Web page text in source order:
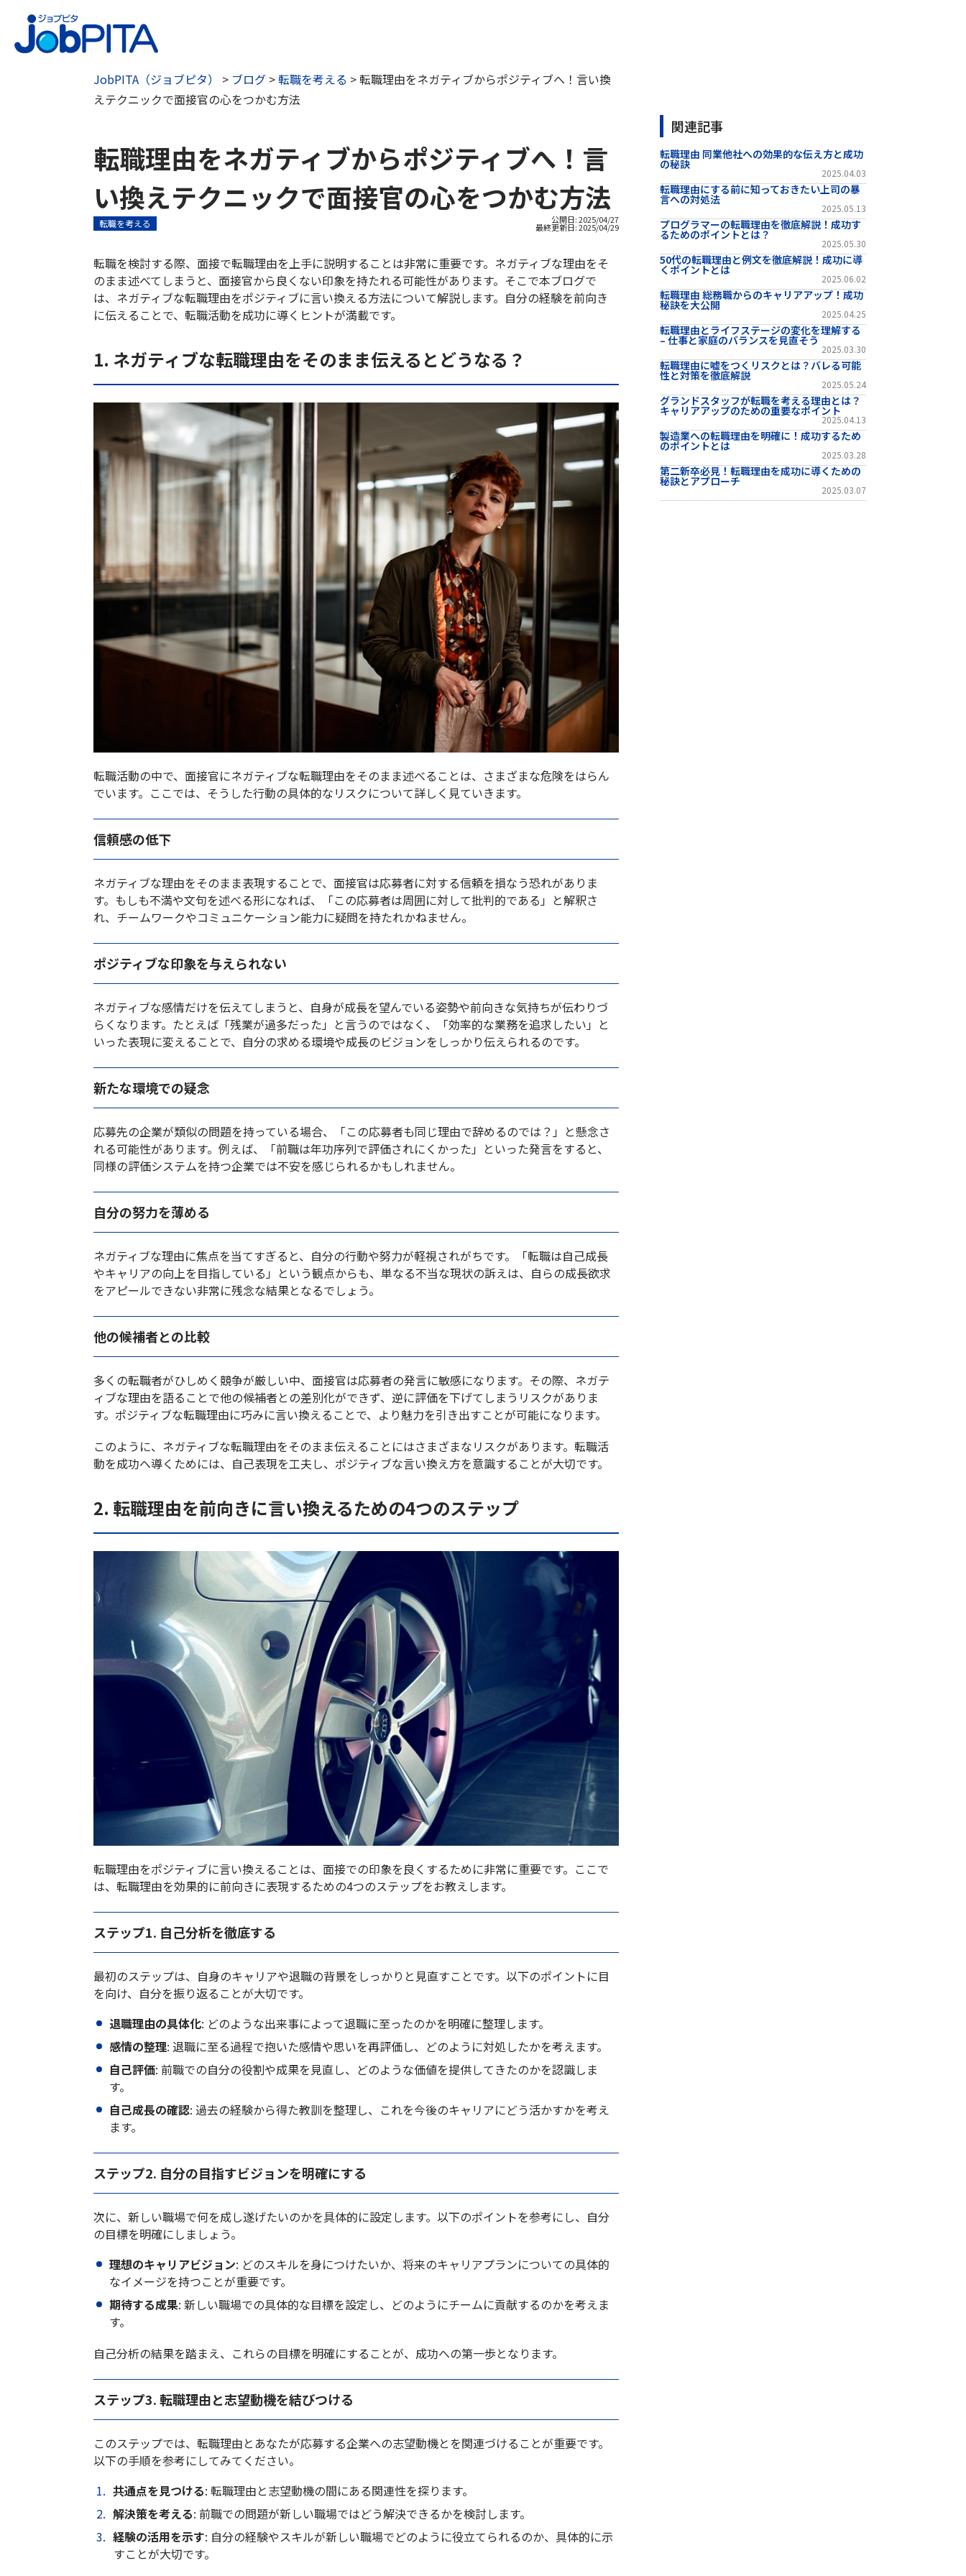
JobPITA（ジョブピタ） > ブログ >転職を考える >転職理由をネガティブからポジティブへ！言い換
えテクニックで面接官の心をつかむ方法
転職理由をネガティブからポジティブへ！言
い換えテクニックで面接官の心をつかむ方法
転職を考える 公開日: 2025/04/27
最終更新日:2025/04/29
転職を検討する際、面接で転職理由を上手に説明することは非常に重要です。ネガティブな理由をそ
のまま述べてしまうと、面接官から良くない印象を持たれる可能性があります。そこで本ブログで
は、ネガティブな転職理由をポジティブに言い換える方法について解説します。自分の経験を前向き
に伝えることで、転職活動を成功に導くヒントが満載です。
1. ネガティブな転職理由をそのまま伝えるとどうなる？
転職活動の中で、面接官にネガティブな転職理由をそのまま述べることは、さまざまな危険をはらん
でいます。ここでは、そうした行動の具体的なリスクについて詳しく見ていきます。
信頼感の低下
ネガティブな理由をそのまま表現することで、面接官は応募者に対する信頼を損なう恐れがありま
す。もしも不満や文句を述べる形になれば、「この応募者は周囲に対して批判的である」と解釈さ
れ、チームワークやコミュニケーション能力に疑問を持たれかねません。
ポジティブな印象を与えられない
ネガティブな感情だけを伝えてしまうと、自身が成長を望んでいる姿勢や前向きな気持ちが伝わりづ
らくなります。たとえば「残業が過多だった」と言うのではなく、「効率的な業務を追求したい」と
いった表現に変えることで、自分の求める環境や成長のビジョンをしっかり伝えられるのです。
新たな環境での疑念
応募先の企業が類似の問題を持っている場合、「この応募者も同じ理由で辞めるのでは？」と懸念さ
れる可能性があります。例えば、「前職は年功序列で評価されにくかった」といった発言をすると、
同様の評価システムを持つ企業では不安を感じられるかもしれません。
自分の努力を薄める
ネガティブな理由に焦点を当てすぎると、自分の行動や努力が軽視されがちです。「転職は自己成長
やキャリアの向上を目指している」という観点からも、単なる不当な現状の訴えは、自らの成長欲求
をアピールできない非常に残念な結果となるでしょう。
他の候補者との比較
多くの転職者がひしめく競争が厳しい中、面接官は応募者の発言に敏感になります。その際、ネガテ
ィブな理由を語ることで他の候補者との差別化ができず、逆に評価を下げてしまうリスクがありま
す。ポジティブな転職理由に巧みに言い換えることで、より魅力を引き出すことが可能になります。
このように、ネガティブな転職理由をそのまま伝えることにはさまざまなリスクがあります。転職活
動を成功へ導くためには、自己表現を工夫し、ポジティブな言い換え方を意識することが大切です。
2. 転職理由を前向きに言い換えるための4つのステップ
転職理由をポジティブに言い換えることは、面接での印象を良くするために非常に重要です。ここで
は、転職理由を効果的に前向きに表現するための4つのステップをお教えします。
ステップ1. 自己分析を徹底する
最初のステップは、自身のキャリアや退職の背景をしっかりと見直すことです。以下のポイントに目
を向け、自分を振り返ることが大切です。
退職理由の具体化: どのような出来事によって退職に至ったのかを明確に整理します。
感情の整理: 退職に至る過程で抱いた感情や思いを再評価し、どのように対処したかを考えます。
自己評価: 前職での自分の役割や成果を見直し、どのような価値を提供してきたのかを認識しま
す。
自己成長の確認: 過去の経験から得た教訓を整理し、これを今後のキャリアにどう活かすかを考え
ます。
ステップ2. 自分の目指すビジョンを明確にする
次に、新しい職場で何を成し遂げたいのかを具体的に設定します。以下のポイントを参考にし、自分
の目標を明確にしましょう。
理想のキャリアビジョン: どのスキルを身につけたいか、将来のキャリアプランについての具体的
なイメージを持つことが重要です。
期待する成果: 新しい職場での具体的な目標を設定し、どのようにチームに貢献するのかを考えま
す。
自己分析の結果を踏まえ、これらの目標を明確にすることが、成功への第一歩となります。
ステップ3. 転職理由と志望動機を結びつける
このステップでは、転職理由とあなたが応募する企業への志望動機とを関連づけることが重要です。
以下の手順を参考にしてみてください。
共通点を見つける: 転職理由と志望動機の間にある関連性を探ります。
解決策を考える: 前職での問題が新しい職場ではどう解決できるかを検討します。
経験の活用を示す: 自分の経験やスキルが新しい職場でどのように役立てられるのか、具体的に示
すことが大切です。
関連記事
転職理由 同業他社への効果的な伝え方と成功
の秘訣
2025.04.03
転職理由にする前に知っておきたい上司の暴
言への対処法
2025.05.13
プログラマーの転職理由を徹底解説！成功す
るためのポイントとは？
2025.05.30
50代の転職理由と例文を徹底解説！成功に導
くポイントとは
2025.06.02
転職理由 総務職からのキャリアアップ！成功
秘訣を大公開
2025.04.25
転職理由とライフステージの変化を理解する
– 仕事と家庭のバランスを見直そう
2025.03.30
転職理由に嘘をつくリスクとは？バレる可能
性と対策を徹底解説
2025.05.24
グランドスタッフが転職を考える理由とは？
キャリアアップのための重要なポイント
2025.04.13
製造業への転職理由を明確に！成功するため
のポイントとは
2025.03.28
第二新卒必見！転職理由を成功に導くための
秘訣とアプローチ
2025.03.07